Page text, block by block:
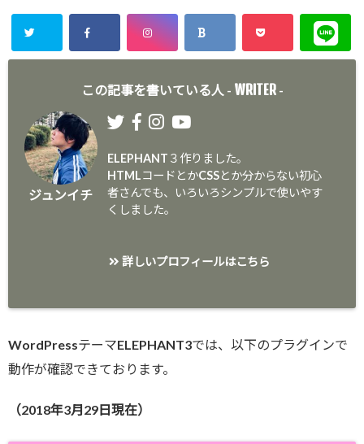
この記事を書いている人 - WRITER-
ジュンイチ
ELEPHANT３作りました。
HTMLコードとかCSSとか分からない初心
者さんでも、いろいろシンプルで使いやす
くしました。
詳しいプロフィールはこちら
WordPressテーマELEPHANT3では、以下のプラグインで
動作が確認できております。
（2018年3月29日現在）